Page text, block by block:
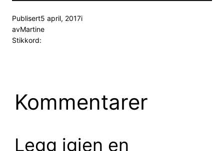
Publisert5 april, 2017i
avMartine
Stikkord:
Kommentarer
Legg igjen en